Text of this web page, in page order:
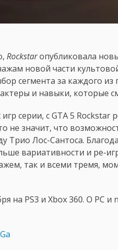
Rockstarопубликовала
новой части
сегмента за каждого из
и навыки, которые
серии, с GTA 5 Rockstar
не значит, что
Трио Лос-Сантоса.
вариативности и ре-
так и всеми тремя,
на PS3 и Xbox 360. О PC